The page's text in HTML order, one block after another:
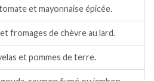
et mayonnaise épicée.
fromages de chèvre au lard.
et pommes de terre.